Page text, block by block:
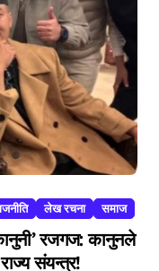
लेख रचना समाज
रजगज: कानुनले
संयन्त्र!